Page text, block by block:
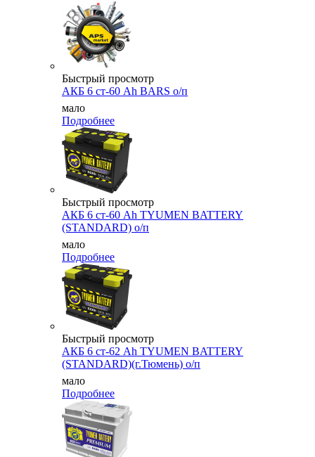
Быстрый просмотр
АКБ 6 ст-60 Ah BARS о/п
мало
Подробнее
Быстрый просмотр
АКБ 6 ст-60 Ah TYUMEN BATTERY
(STANDARD) о/п
мало
Подробнее
Быстрый просмотр
АКБ 6 ст-62 Ah TYUMEN BATTERY
(STANDARD)(г.Тюмень) о/п
мало
Подробнее